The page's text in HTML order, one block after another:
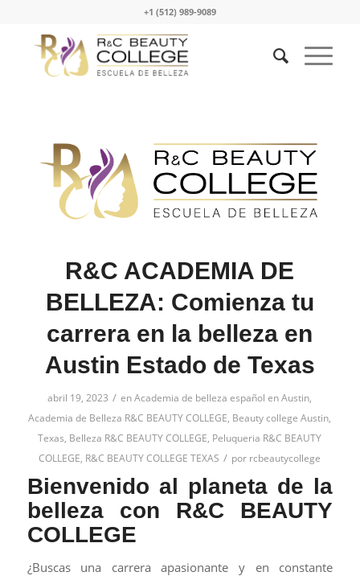
+1 (512) 989-9089
R&C ACADEMIA DE
BELLEZA: Comienza tu
carrera en la belleza en
Austin Estado de Texas
abril 19, 2023 / enAcademia de belleza español en Austin,
Academia de Belleza R&C BEAUTY COLLEGE, Beauty college Austin,
Texas, Belleza R&C BEAUTY COLLEGE, Peluqueria R&C BEAUTY
COLLEGE, R&C BEAUTY COLLEGE TEXAS / por rcbeautycollege
Bienvenido al planeta de la
belleza con R&C BEAUTY
COLLEGE
¿Buscas una carrera apasionante y en constante